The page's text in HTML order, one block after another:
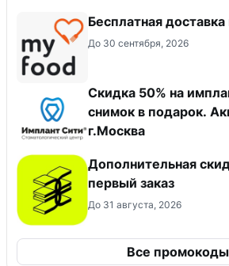
Бесплатная
До 30 сентября, 2026
Скидка 50% на
снимок в подарок. Акция действует в
г.Москва
Дополнительная
первый заказ
До 31 августа, 2026
Все промокоды